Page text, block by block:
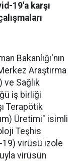
19'a karşı
Bakanlığı'nın
Araştırma
Sağlık
iş birliği
Terapötik
Üretimi" isimli
Teşhis
19) virüsü izole
virüsün